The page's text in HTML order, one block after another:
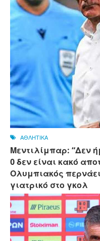
ΑΘΛΗΤΙΚΑ
Μεντιλίμπαρ: “Δεν
0 δεν είναι κακό
Ολυμπιακός
γιατρικό στο γκολ